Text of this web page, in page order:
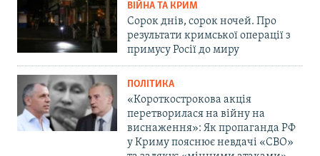
ВІЙНА ТА КРИМ
Сорок днів, сорок ночей. Про
результати кримської операції з
примусу Росії до миру
ПОЛІТИКА
«Короткострокова акція
перетворилася на війну на
виснаження»: Як пропаганда РФ
у Криму пояснює невдачі «СВО»